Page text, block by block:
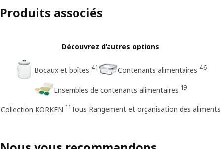
Produits associés
Découvrez d’autres options
Bocaux et boîtes 41 Contenants alimentaires 46
Ensembles de contenants alimentaires 19
Collection KORKEN 11Tous Rangement et organisation des aliments